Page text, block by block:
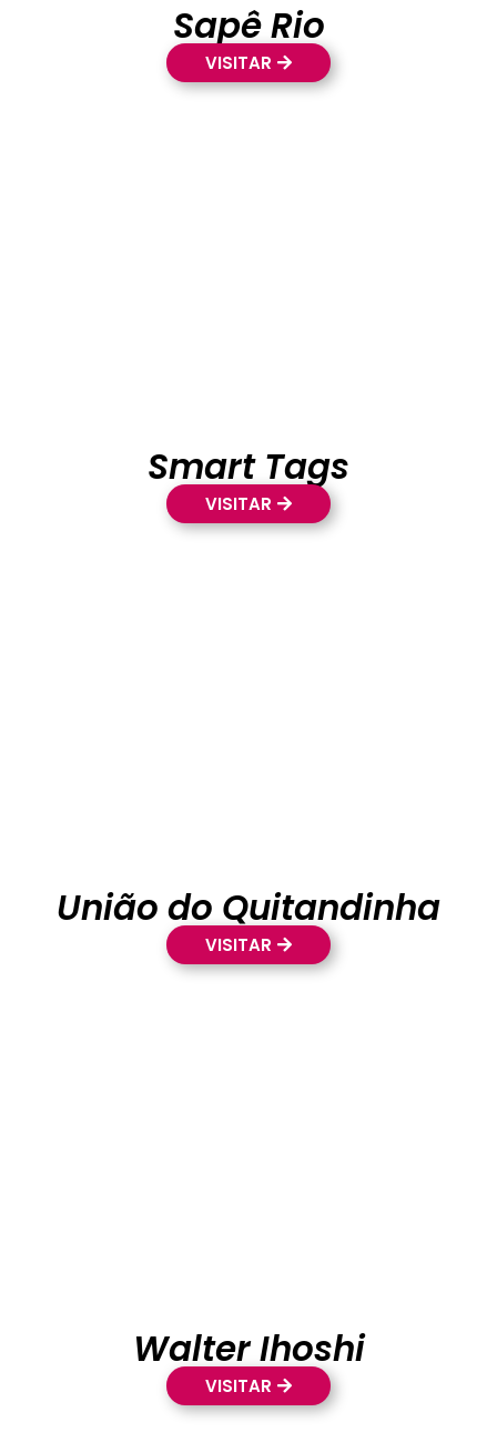
Sapê Rio
VISITAR
Smart Tags
VISITAR
União do Quitandinha
VISITAR
Walter Ihoshi
VISITAR